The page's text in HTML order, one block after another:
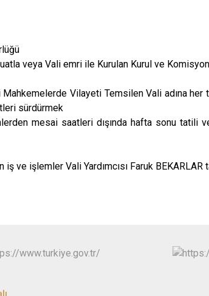
veya Vali emri ile Kurulan Kurul ve Komisyon
Vilayeti Temsilen Vali adına her
sürdürmek
mesai saatleri dışında hafta sonu tatili
ve işlemler Vali Yardımcısı Faruk BEKARLAR